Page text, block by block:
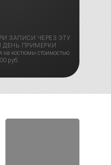
ЗАПИСИ ЧЕРЕЗ ЭТУ
ПРИМЕРКИ
на костюмы стоимостью
руб.